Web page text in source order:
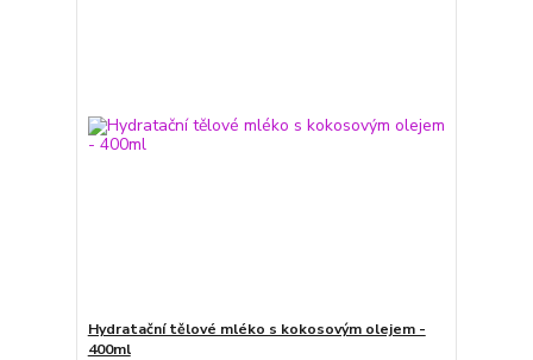
Hydratační tělové mléko s kokosovým olejem -
400ml